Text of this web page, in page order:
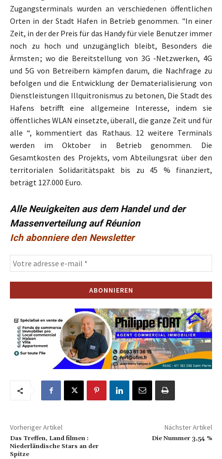
Zugangsterminals wurden an verschiedenen öffentlichen
Orten in der Stadt Hafen in Betrieb genommen. "In einer
Zeit, in der der Preis für das Handy für viele Benutzer immer
noch zu hoch und unzugänglich bleibt, Besonders die
Ärmsten ; wo die Bereitstellung von 3G -Netzwerken, 4G
und 5G von Betreibern kämpfen darum, die Nachfrage zu
befolgen und die Entwicklung der Dematerialisierung von
Dienstleistungen Illquitronismus zu betonen, Die Stadt des
Hafens betrifft eine allgemeine Interesse, indem sie
öffentliches WLAN einsetzte, überall, die ganze Zeit und für
alle “, kommentiert das Rathaus. 12 weitere Terminals
werden im Oktober in Betrieb genommen. Die
Gesamtkosten des Projekts, vom Abteilungsrat über den
territorialen Solidaritätspakt bis zu 45 % finanziert,
beträgt 127.000 Euro.
Alle Neuigkeiten aus dem Handel und der
Massenverteilung auf Réunion
Ich abonniere den Newsletter
Vorheriger Artikel
Das Treffen, Land filmen :
Niederländische Stars an der
Spitze
Nächster Artikel
Die Nummer 3,54 %